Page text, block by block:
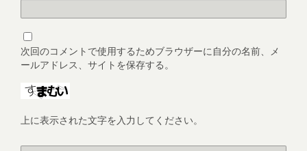
次回のコメントで使用するためブラウザーに自分の名前、メ
ールアドレス、サイトを保存する。
上に表示された文字を入力してください。